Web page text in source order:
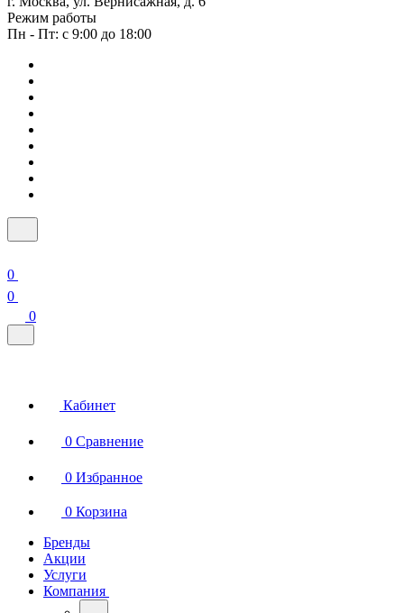
Режим работы
Пн - Пт: с 9:00 до 18:00
0
0
0
Кабинет
0 Сравнение
0 Избранное
0 Корзина
Бренды
Акции
Услуги
Компания